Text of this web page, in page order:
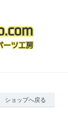
ショップへ戻る